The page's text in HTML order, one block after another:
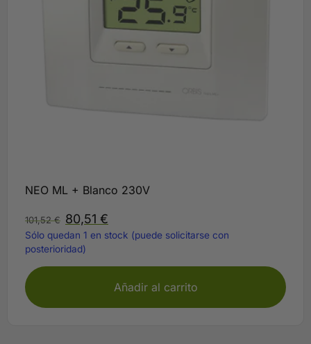
NEO ML + Blanco 230V
101,52€ 80,51 €
Sólo quedan 1 en stock (puede solicitarse con
posterioridad)
Añadir al carrito